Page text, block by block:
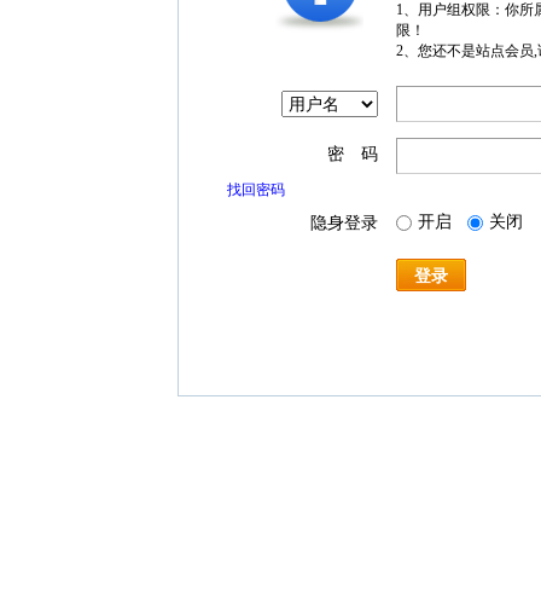
1、用户组权限：你所
限！
2、您还不是站点会员
密 码
找回密码
隐身登录 开启 关闭
登录